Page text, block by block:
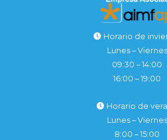
Horario de
Lunes – Viernes
09:30 – 14:00
16:00 – 19:00
Horario de
Lunes – Viernes
8:00 – 15:00